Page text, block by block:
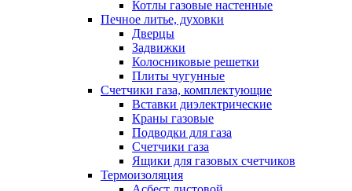
Котлы газовые настенные
Печное литье, духовки
Дверцы
Задвижки
Колосниковые решетки
Плиты чугунные
Счетчики газа, комплектующие
Вставки диэлектрические
Краны газовые
Подводки для газа
Счетчики газа
Ящики для газовых счетчиков
Термоизоляция